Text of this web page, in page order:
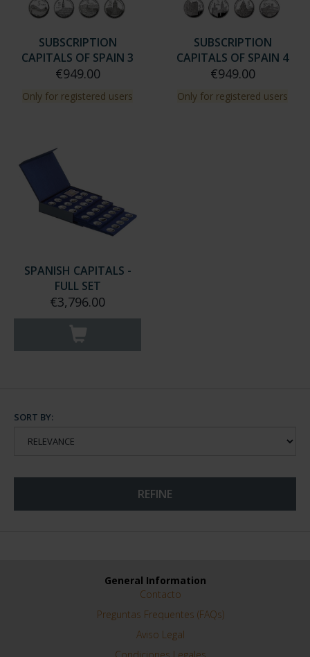
SUBSCRIPTION
CAPITALS OF SPAIN 3
€949.00
Only for registered users
SUBSCRIPTION
CAPITALS OF SPAIN 4
€949.00
Only for registered users
SPANISH CAPITALS -
FULL SET
€3,796.00
SORT BY:
REFINE
General Information
Contacto
Preguntas Frequentes (FAQs)
Aviso Legal